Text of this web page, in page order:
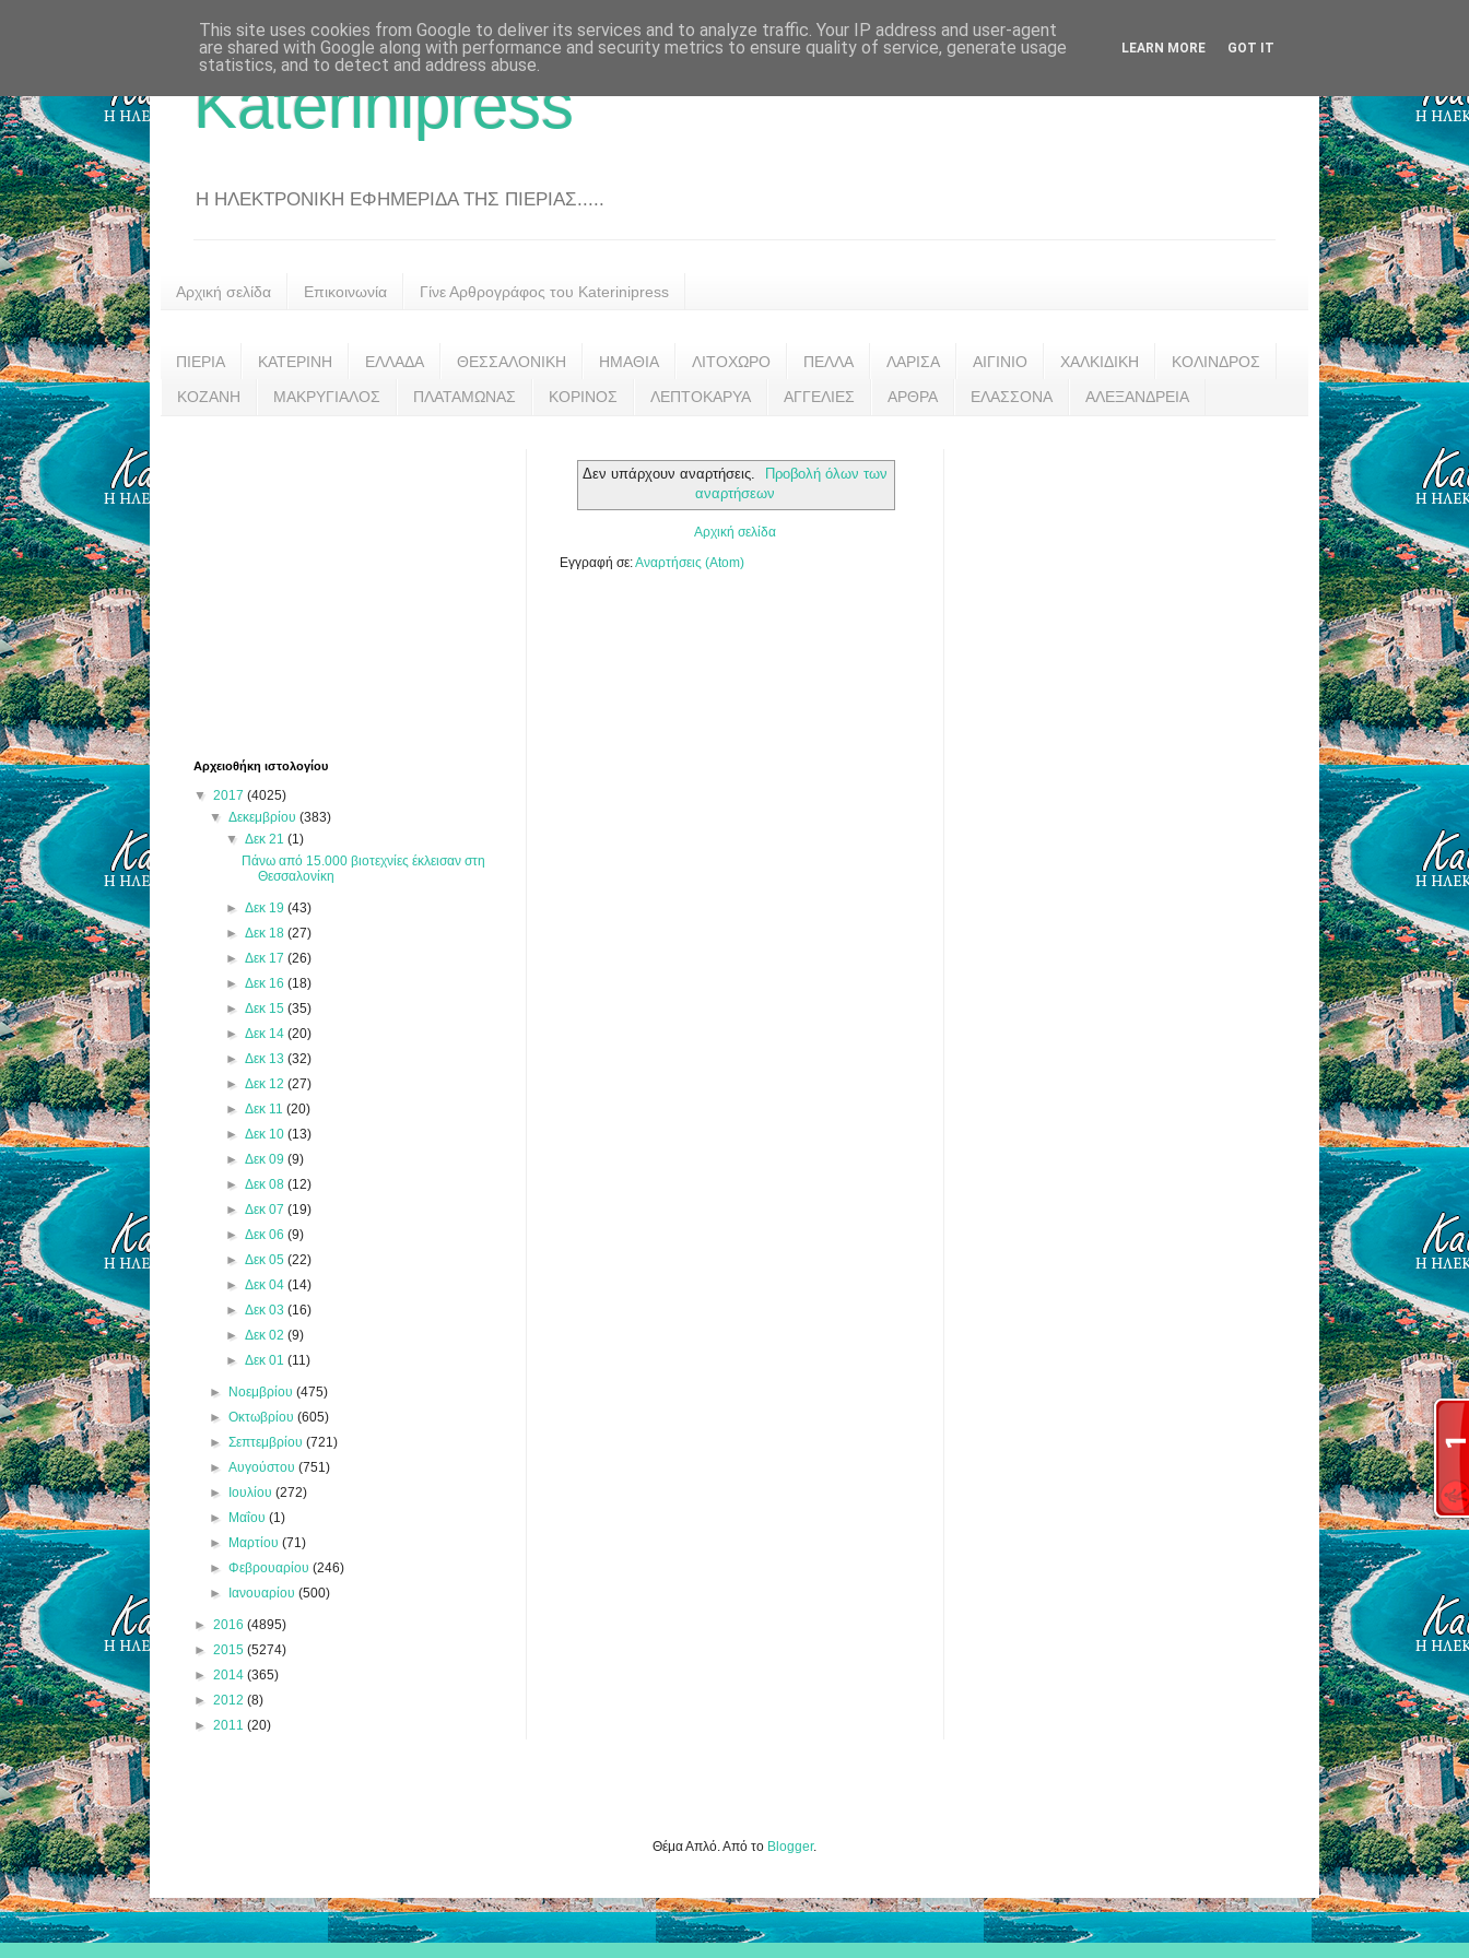
Katerinipress
Η ΗΛΕΚΤΡΟΝΙΚΗ ΕΦΗΜΕΡΙΔΑ ΤΗΣ ΠΙΕΡΙΑΣ.....
Αρχική σελίδα Επικοινωνία Γίνε Αρθρογράφος του Katerinipress
ΠΙΕΡΙΑ ΚΑΤΕΡΙΝΗ ΕΛΛΑΔΑ ΘΕΣΣΑΛΟΝΙΚΗ ΗΜΑΘΙΑ ΛΙΤΟΧΩΡΟ ΠΕΛΛΑ ΛΑΡΙΣΑ ΑΙΓΙΝΙΟ ΧΑΛΚΙΔΙΚΗ ΚΟΛΙΝΔΡΟΣ
ΚΟΖΑΝΗ ΜΑΚΡΥΓΙΑΛΟΣ ΠΛΑΤΑΜΩΝΑΣ ΚΟΡΙΝΟΣ ΛΕΠΤΟΚΑΡΥΑ ΑΓΓΕΛΙΕΣ ΑΡΘΡΑ ΕΛΑΣΣΟΝΑ ΑΛΕΞΑΝΔΡΕΙΑ
Δεν υπάρχουν αναρτήσεις.
Προβολή όλων των
αναρτήσεων
Αρχική σελίδα
Εγγραφή σε:Αναρτήσεις (Atom)
Αρχειοθήκη ιστολογίου
▼ 2017 (4025)
▼Δεκεμβρίου(383)
▼ Δεκ 21 (1)
Πάνω από 15.000 βιοτεχνίες έκλεισαν στη
Θεσσαλονίκη
► Δεκ 19 (43)
► Δεκ 18 (27)
► Δεκ 17 (26)
► Δεκ 16 (18)
► Δεκ 15 (35)
► Δεκ 14 (20)
► Δεκ 13 (32)
► Δεκ 12 (27)
► Δεκ 11 (20)
► Δεκ 10 (13)
► Δεκ 09 (9)
► Δεκ 08 (12)
► Δεκ 07 (19)
► Δεκ 06 (9)
► Δεκ 05 (22)
► Δεκ 04 (14)
► Δεκ 03 (16)
► Δεκ 02 (9)
► Δεκ 01 (11)
► Νοεμβρίου(475)
►Οκτωβρίου(605)
►Σεπτεμβρίου(721)
►Αυγούστου(751)
► Ιουλίου(272)
► Μαΐου(1)
► Μαρτίου(71)
►Φεβρουαρίου(246)
► Ιανουαρίου(500)
► 2016 (4895)
► 2015 (5274)
► 2014 (365)
► 2012 (8)
► 2011 (20)
Θέμα Απλό. Από το Blogger.
This site uses cookies from Google to deliver its services and to analyze traffic. Your IP address and user-agent
are shared with Google along with performance and security metrics to ensure quality of service, generate usage
statistics, and to detect and address abuse.
LEARN MORE GOT IT